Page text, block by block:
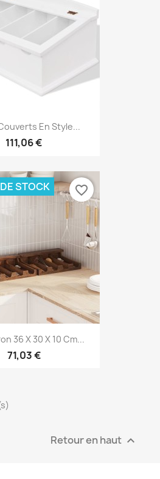
En Style...
111,06 €
36 X 30 X 10 Cm...
71,03 €
STOCK favorite_border
Retour en haut 